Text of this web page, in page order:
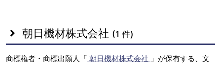
朝日機材株式会社 (1 件)
商標権者・商標出願人「 朝日機材株式会社 」が保有する、文